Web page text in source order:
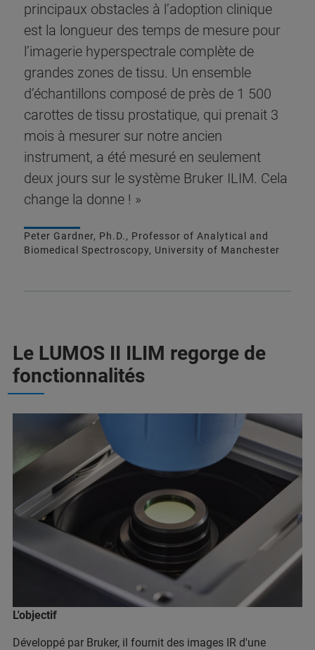
principaux obstacles à l’adoption clinique
est la longueur des temps de mesure pour
l’imagerie hyperspectrale complète de
grandes zones de tissu. Un ensemble
d’échantillons composé de près de 1 500
carottes de tissu prostatique, qui prenait 3
mois à mesurer sur notre ancien
instrument, a été mesuré en seulement
deux jours sur le système Bruker ILIM. Cela
change la donne ! »
Peter Gardner, Ph.D., Professor of Analytical and
Biomedical Spectroscopy, University of Manchester
Le LUMOS II ILIM regorge de
fonctionnalités
L'objectif
Développé par Bruker, il fournit des images IR d'une